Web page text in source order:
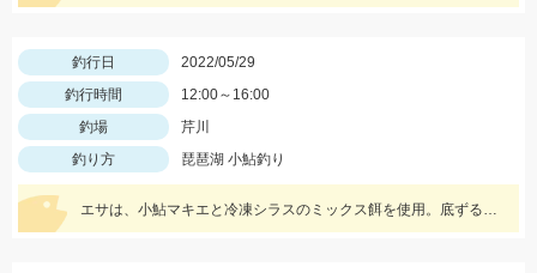
釣行日
2022/05/29
釣行時間
12:00～16:00
釣場
芹川
釣り方
琵琶湖 小鮎釣り
エサは、小鮎マキエと冷凍シラスのミックス餌を使用。底ずるらせんカゴの流し釣りでの釣果です。